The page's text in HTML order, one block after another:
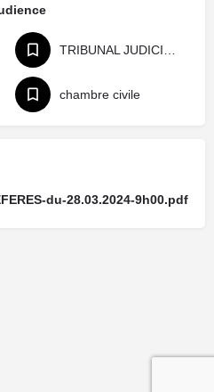
chambre civile
du-28.03.2024-9h00.pdf